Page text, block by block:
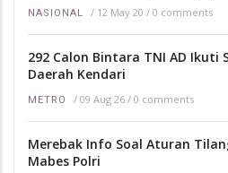
NASIONAL / 12 May 20 / 0 comments
292 Calon Bintara TNI AD Ikuti
Daerah Kendari
METRO / 09 Aug 26 / 0 comments
Merebak Info Soal Aturan
Mabes Polri